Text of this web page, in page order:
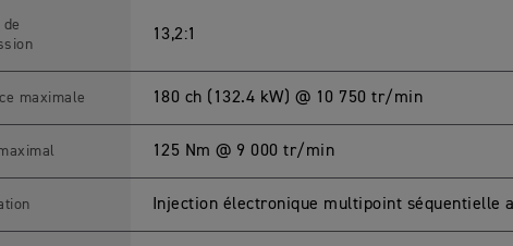
de
13,2:1
maximale 180 ch (132.4 kW) @ 10 750 tr/min
125 Nm @ 9 000 tr/min
Injection électronique multipoint séquentielle